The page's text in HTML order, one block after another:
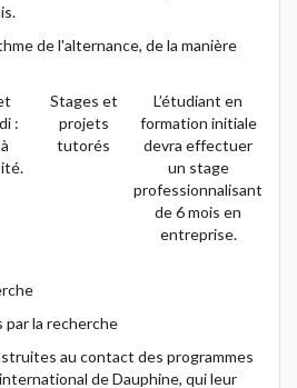
de l'alternance, de la manière
:
Stages et
projets
tutorés
L’étudiant en
formation initiale
devra effectuer
un stage
professionnalisant
de 6 mois en
entreprise.
par la recherche
au contact des programmes
de Dauphine, qui leur